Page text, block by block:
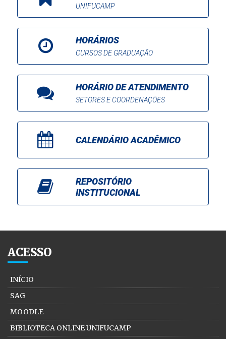
UNIFUCAMP
HORÁRIOS
CURSOS DE GRADUAÇÃO
HORÁRIO DE ATENDIMENTO
SETORES E COORDENAÇÕES
CALENDÁRIO ACADÊMICO
REPOSITÓRIO
INSTITUCIONAL
ACESSO
INÍCIO
SAG
MOODLE
BIBLIOTECA ONLINE UNIFUCAMP